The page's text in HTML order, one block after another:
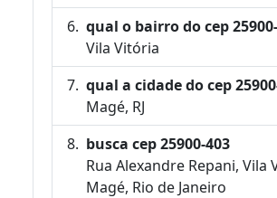
qual o bairro do cep
Vila Vitória
qual a cidade do cep
Magé, RJ
busca cep 25900-403
Rua Alexandre Repani, Vila
Magé, Rio de Janeiro